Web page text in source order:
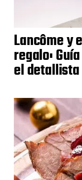
Lancôme y
regalo:
el detallista